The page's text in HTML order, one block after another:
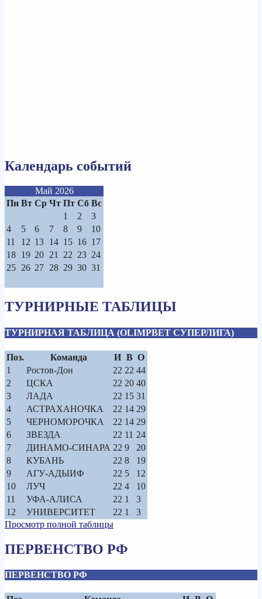
Календарь событий
Май 2026
Пн Вт Ср Чт Пт Сб Вс
1
2
3
4
5 6 7 8 9
10
11
12 13 14 15 16 17
18 19 20 21 22 23 24
25 26 27 28 29 30 31
ТУРНИРНЫЕ ТАБЛИЦЫ
ТУРНИРНАЯ ТАБЛИЦА (OLIMPBET СУПЕРЛИГА)
Поз. Команда И В О
1
Ростов-Дон 22 22 44
2
ЦСКА 22 20 40
3
ЛАДА 22 15 31
4
АСТРАХАНОЧКА 22 14 29
5
ЧЕРНОМОРОЧКА 22 14 29
6
ЗВЕЗДА 22 11 24
7
ДИНАМО-СИНАРА 22 9
20
8
КУБАНЬ 22 8
19
9
АГУ-АДЫИФ 22 5
12
10
ЛУЧ 22 4
10
11
УФА-АЛИСА 22 1
3
12
УНИВЕРСИТЕТ 22 1
3
Просмотр полной таблицы
ПЕРВЕНСТВО РФ
ПЕРВЕНСТВО РФ